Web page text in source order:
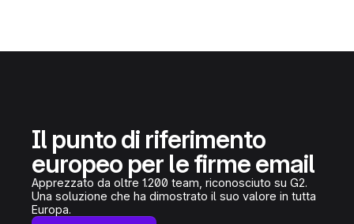
Il punto di riferimento
europeo per le firme email
Apprezzato da oltre 1.200 team, riconosciuto su G2.
Una soluzione che ha dimostrato il suo valore in tutta
Europa.